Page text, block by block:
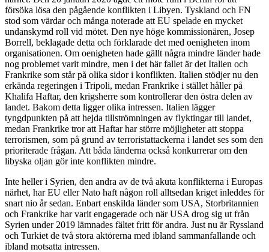
försöka lösa den pågående konflikten i Libyen. Tyskland och FN
stod som värdar och många noterade att EU spelade en mycket
undanskymd roll vid mötet. Den nye höge kommissionären, Josep
Borrell, beklagade detta och förklarade det med oenigheten inom
organisationen. Om oenigheten hade gällt några mindre länder hade
nog problemet varit mindre, men i det här fallet är det Italien och
Frankrike som står på olika sidor i konflikten. Italien stödjer nu den
erkända regeringen i Tripoli, medan Frankrike i stället håller på
Khalifa Haftar, den krigsherre som kontrollerar den östra delen av
landet. Bakom detta ligger olika intressen. Italien lägger
tyngdpunkten på att hejda tillströmningen av flyktingar till landet,
medan Frankrike tror att Haftar har större möjligheter att stoppa
terrorismen, som på grund av terroristattackerna i landet ses som den
prioriterade frågan. Att båda länderna också konkurrerar om den
libyska oljan gör inte konflikten mindre.
Inte heller i Syrien, den andra av de två akuta konflikterna i Europas
närhet, har EU eller Nato haft någon roll alltsedan kriget inleddes för
snart nio år sedan. Enbart enskilda länder som USA, Storbritannien
och Frankrike har varit engagerade och när USA drog sig ut från
Syrien under 2019 lämnades fältet fritt för andra. Just nu är Ryssland
och Turkiet de två stora aktörerna med ibland sammanfallande och
ibland motsatta intressen.